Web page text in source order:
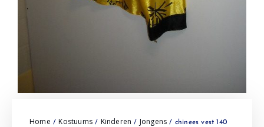
Home / Kostuums / Kinderen / Jongens / chinees vest 140